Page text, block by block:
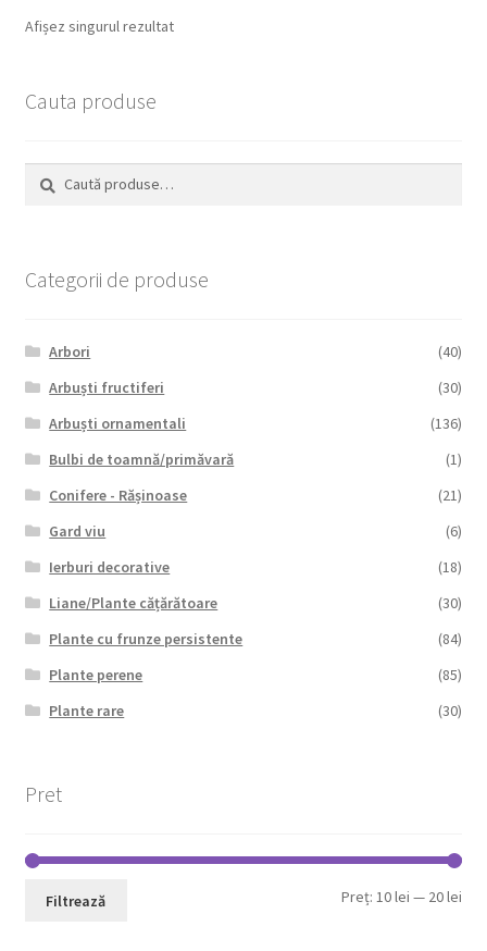
Afișez singurul rezultat
Cauta produse
Caută
după:
Caută
Categorii de produse
Arbori
(40)
Arbuști fructiferi
(30)
Arbuști ornamentali
(136)
Bulbi de toamnă/primăvară
(1)
Conifere - Rășinoase
(21)
Gard viu
(6)
Ierburi decorative
(18)
Liane/Plante cățărătoare
(30)
Plante cu frunze persistente
(84)
Plante perene
(85)
Plante rare
(30)
Pret
Filtrează Preț:10 lei — 20 lei